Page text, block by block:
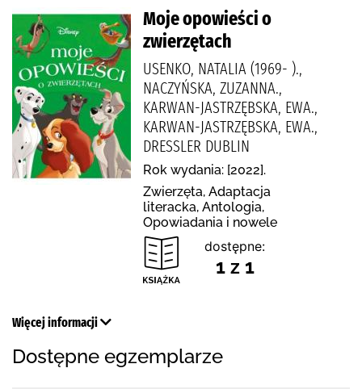
Moje opowieści o
zwierzętach
USENKO, NATALIA (1969- ).,
NACZYŃSKA, ZUZANNA.,
KARWAN-JASTRZĘBSKA, EWA.,
KARWAN-JASTRZĘBSKA, EWA.,
DRESSLER DUBLIN
Rok wydania: [2022].
Zwierzęta, Adaptacja
literacka, Antologia,
Opowiadania i nowele
dostępne:
1 z 1
Więcej informacji
Dostępne egzemplarze